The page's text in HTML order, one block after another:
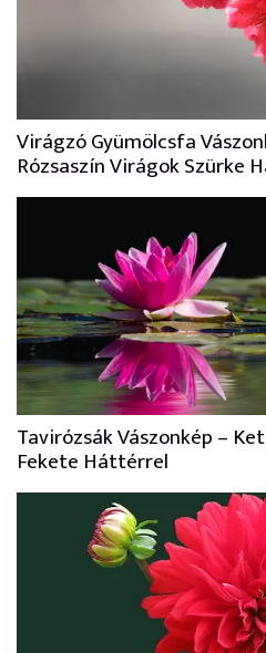
Virágzó Gyümölcsfa
Rózsaszín Virágok Szürke
Tavirózsák Vászonkép –
Fekete Háttérrel